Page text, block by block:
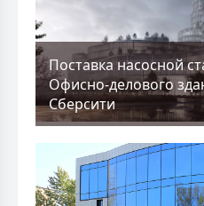
Поставка насосной
Офисно-делового
Сберсити